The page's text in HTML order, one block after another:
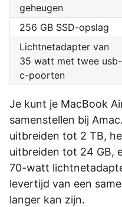
geheugen
256 GB SSD-opslag
Lichtnetadapter van
35 watt met twee usb-
c-poorten
Je kunt je MacBook
samenstellen bij
uitbreiden tot 2 TB,
uitbreiden tot 24 GB,
70-watt
levertijd van een
langer kan zijn.